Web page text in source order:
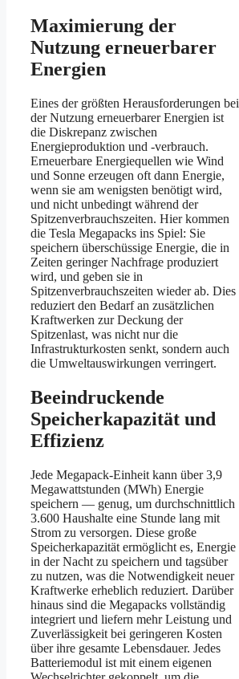
Maximierung der
Nutzung erneuerbarer
Energien
Eines der größten Herausforderungen bei
der Nutzung erneuerbarer Energien ist
die Diskrepanz zwischen
Energieproduktion und -verbrauch.
Erneuerbare Energiequellen wie Wind
und Sonne erzeugen oft dann Energie,
wenn sie am wenigsten benötigt wird,
und nicht unbedingt während der
Spitzenverbrauchszeiten. Hier kommen
die Tesla Megapacks ins Spiel: Sie
speichern überschüssige Energie, die in
Zeiten geringer Nachfrage produziert
wird, und geben sie in
Spitzenverbrauchszeiten wieder ab. Dies
reduziert den Bedarf an zusätzlichen
Kraftwerken zur Deckung der
Spitzenlast, was nicht nur die
Infrastrukturkosten senkt, sondern auch
die Umweltauswirkungen verringert.
Beeindruckende
Speicherkapazität und
Effizienz
Jede Megapack-Einheit kann über 3,9
Megawattstunden (MWh) Energie
speichern — genug, um durchschnittlich
3.600 Haushalte eine Stunde lang mit
Strom zu versorgen. Diese große
Speicherkapazität ermöglicht es, Energie
in der Nacht zu speichern und tagsüber
zu nutzen, was die Notwendigkeit neuer
Kraftwerke erheblich reduziert. Darüber
hinaus sind die Megapacks vollständig
integriert und liefern mehr Leistung und
Zuverlässigkeit bei geringeren Kosten
über ihre gesamte Lebensdauer. Jedes
Batteriemodul ist mit einem eigenen